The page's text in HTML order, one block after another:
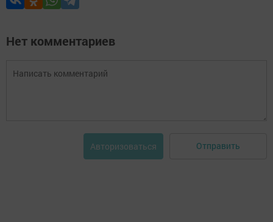
Нет комментариев
Авторизоваться Отправить